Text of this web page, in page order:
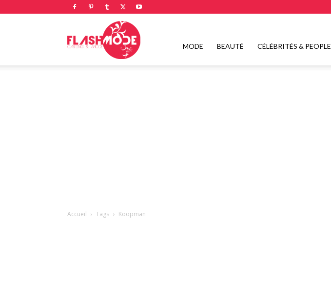
Flashmode
MODE BEAUTÉ CÉLÉBRITÉS & PEOPLE
Accueil Tags Koopman